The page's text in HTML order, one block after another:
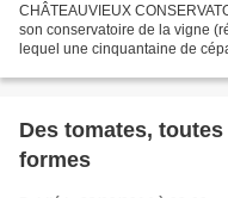
CHÂTEAUVIEUX
son conservatoire de la vigne
lequel une cinquantaine de
Des tomates,
formes